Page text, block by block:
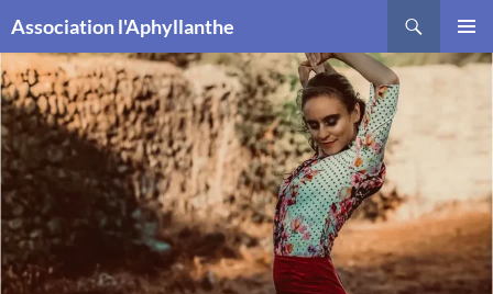
Association l'Aphyllanthe
MENU
AU
CONTENU